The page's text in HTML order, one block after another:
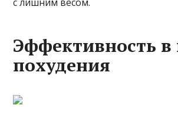
Эффективность в
похудения